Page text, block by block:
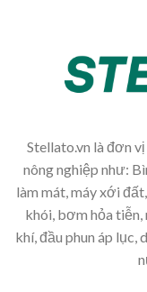
Stellato.vn là đơn
nông nghiệp như:
làm mát, máy xới
khói, bơm hỏa tiễn,
khí, đầu phun áp lục,